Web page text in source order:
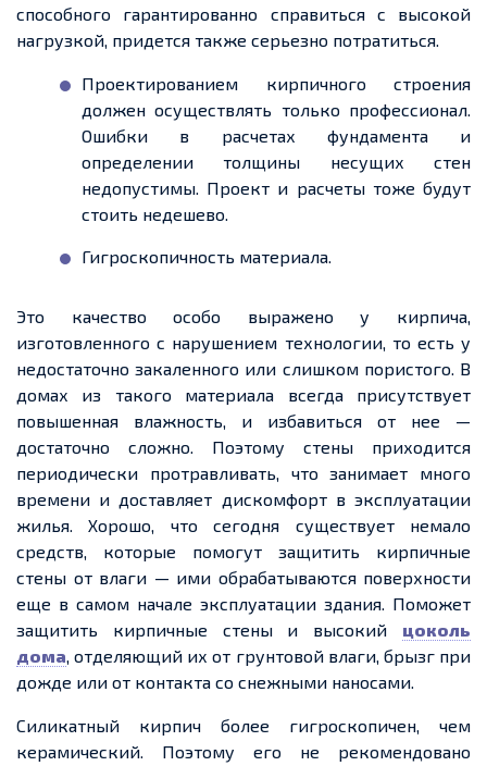
способного гарантированно справиться с высокой
нагрузкой, придется также серьезно потратиться.
Проектированием кирпичного строения
должен осуществлять только профессионал.
Ошибки в расчетах фундамента и
определении толщины несущих стен
недопустимы. Проект и расчеты тоже будут
стоить недешево.
Гигроскопичность материала.
Это качество особо выражено у кирпича,
изготовленного с нарушением технологии, то есть у
недостаточно закаленного или слишком пористого. В
домах из такого материала всегда присутствует
повышенная влажность, и избавиться от нее —
достаточно сложно. Поэтому стены приходится
периодически протравливать, что занимает много
времени и доставляет дискомфорт в эксплуатации
жилья. Хорошо, что сегодня существует немало
средств, которые помогут защитить кирпичные
стены от влаги — ими обрабатываются поверхности
еще в самом начале эксплуатации здания. Поможет
защитить кирпичные стены и высокий цоколь
дома, отделяющий их от грунтовой влаги, брызг при
дожде или от контакта со снежными наносами.
Силикатный кирпич более гигроскопичен, чем
керамический. Поэтому его не рекомендовано